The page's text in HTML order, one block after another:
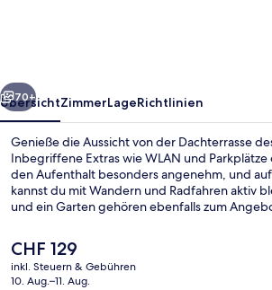
Weiter
70+
ÜbersichtZimmerLageRichtlinien
Genieße die Aussicht von der Dachterrasse
Inbegriffene Extras wie WLAN und Parkplätze
den Aufenthalt besonders angenehm, und
kannst du mit Wandern und Radfahren aktiv
und ein Garten gehören ebenfalls zum
Der
aktuelle
Preis
CHF 129
inkl. Steuern & Gebühren
10. Aug.–11. Aug.